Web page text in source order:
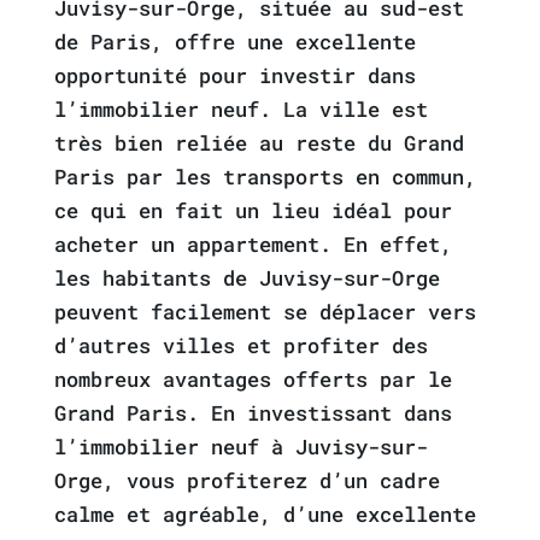
Juvisy-sur-Orge, située au sud-est
de Paris, offre une excellente
opportunité pour investir dans
l’immobilier neuf. La ville est
très bien reliée au reste du Grand
Paris par les transports en commun,
ce qui en fait un lieu idéal pour
acheter un appartement. En effet,
les habitants de Juvisy-sur-Orge
peuvent facilement se déplacer vers
d’autres villes et profiter des
nombreux avantages offerts par le
Grand Paris. En investissant dans
l’immobilier neuf à Juvisy-sur-
Orge, vous profiterez d’un cadre
calme et agréable, d’une excellente